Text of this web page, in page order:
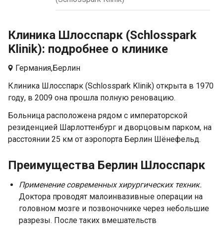
Клиника Шлосспарк (Schlosspark
Klinik): подробнее о клинике
Германия,Берлин
Клиника Шлосспарк (Schlosspark Klinik) открыта в 1970
году, в 2009 она прошла полную реновацию.
Больница расположена рядом с императорской
резиденцией Шарлоттенбург и дворцовым парком, на
расстоянии 25 км от аэропорта Берлин Шёнефельд.
Преимущества Берлин Шлосспарк
Применение современных хирургических техник.
Доктора проводят малоинвазивные операции на
головном мозге и позвоночнике через небольшие
разрезы. После таких вмешательств